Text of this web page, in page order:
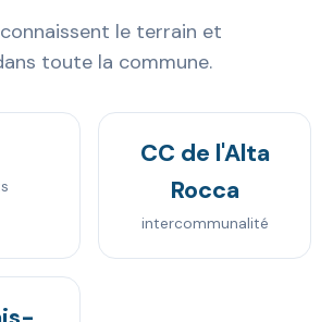
le terrain et
toute la commune.
CC de l'Alta
Rocca
intercommunalité